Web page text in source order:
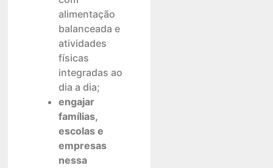
alimentação
balanceada e
atividades
físicas
integradas ao
dia a dia;
engajar
famílias,
escolas e
empresas
nessa